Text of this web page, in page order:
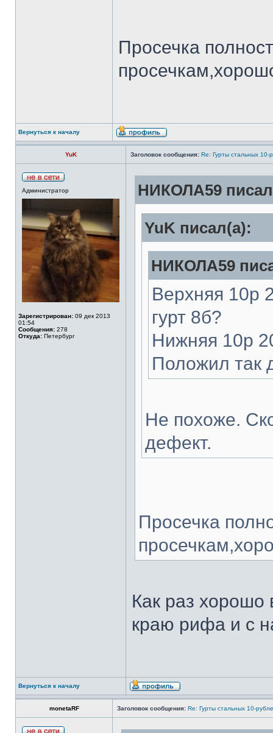
Просечка
Вернуться к началу
YuK Заголовок сообщения: Re: Гурты стальных 10-
Администратор
Зарегистрирован: 09 дек 2013
01:54
Сообщения: 278
Откуда: Петербург
НИКОЛА59
YuK писал(а):
НИКОЛА59
Верхняя 10р
гурт 8б?
Нижняя 10р
Положил так
Не похоже.
дефект.
Просечка
Как раз хорошо
краю рифа и с
Вернуться к началу
monetaRF Заголовок сообщения: Re: Гурты стальных 10-